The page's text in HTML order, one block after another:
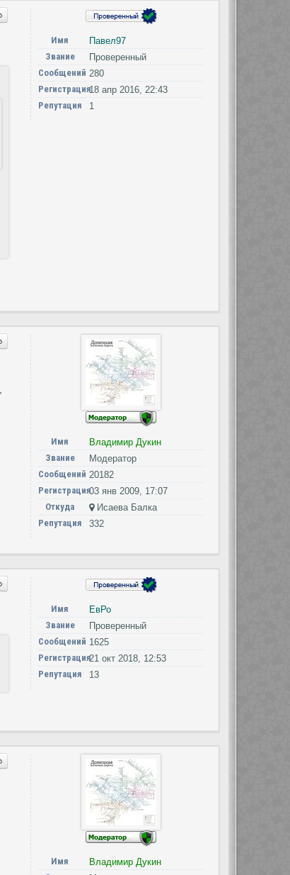
Имя
Павел97
Звание
Проверенный
Сообщений 280
Регистрация18 апр 2016, 22:43
Репутация
1
Имя
Владимир Дукин
Звание
Модератор
Сообщений 20182
Регистрация03 янв 2009, 17:07
Откуда
Исаева Балка
Репутация
332
Имя
ЕвРо
Звание
Проверенный
Сообщений 1625
Регистрация21 окт 2018, 12:53
Репутация
13
Имя
Владимир Дукин